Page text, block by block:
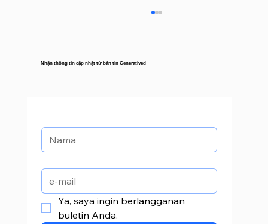
Nhận thông tin cập nhật từ bản tin Generatived
Ya, saya ingin berlangganan
buletin Anda.
Otomatiskan Hidup Anda: 5 Alat AI
untuk Tugas Sehari-hari